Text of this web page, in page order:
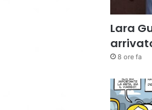
Lara
8 ore fa